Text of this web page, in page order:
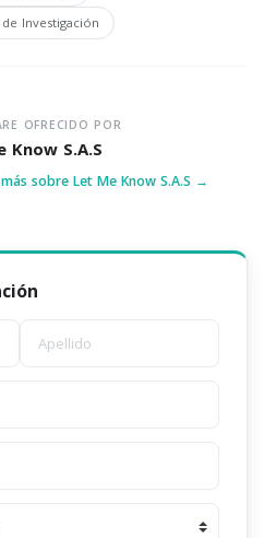
Investigación
OFRECIDO POR
Know S.A.S
sobre Let Me Know S.A.S →